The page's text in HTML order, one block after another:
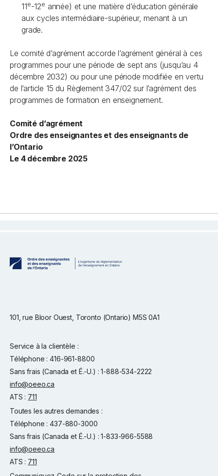
11e-12e année) et une matière d’éducation générale
aux cycles intermédiaire-supérieur, menant à un
grade.
Le comité d’agrément accorde l’agrément général à ces
programmes pour une période de sept ans (jusqu’au 4
décembre 2032) ou pour une période modifiée en vertu
de l’article 15 du Règlement 347/02 sur l’agrément des
programmes de formation en enseignement.
Comité d’agrément
Ordre des enseignantes et des enseignants de
l’Ontario
Le 4 décembre 2025
101, rue Bloor Ouest, Toronto (Ontario) M5S 0A1
Service à la clientèle :
Téléphone : 416-961-8800
Sans frais (Canada et É.-U.) : 1-888-534-2222
info@oeeo.ca
ATS : 711
Toutes les autres demandes :
Téléphone : 437-880-3000
Sans frais (Canada et É.-U.) : 1-833-966-5588
info@oeeo.ca
ATS : 711